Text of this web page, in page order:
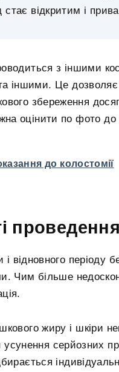
стає відкритим і
з іншими
іншими. Це дозволяє
збереження
оцінити по фото до
до колостомії
проведення
відновного періоду
Чим більше
жиру і шкіри
серйозних